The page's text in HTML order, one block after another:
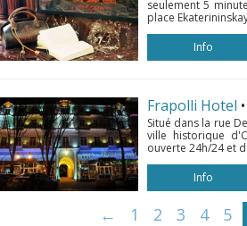
seulement 5
place
Info
Frapolli Hotel
Situé dans la rue
ville historique
ouverte 24h/24 et
Info
← 1 2 3 4 5